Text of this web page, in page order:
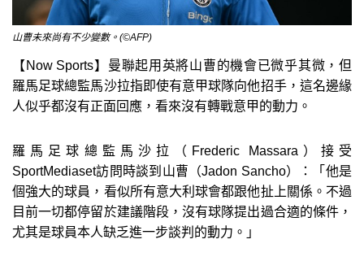
山曹未來尚有不少變數。(©AFP)
【Now Sports】曼聯起用英將山曹的機會已微乎其微，但
羅馬足球總監馬沙拉指即使有意甲球隊向他招手，這名邊緣
人似乎都沒有正面回應，看來沒有轉戰意甲的動力。
羅馬足球總監馬沙拉（Frederic Massara）接受
SportMediaset訪問時談到山曹（Jadon Sancho）：「他是
個強大的球員，看似所有意大利球會都跟他扯上關係。不過
目前一切都停留於建議階段，沒有球隊提出過合適的條件，
尤其是球員本人缺乏進一步談判的動力。」